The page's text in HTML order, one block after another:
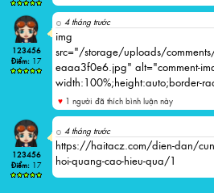
123456
Điểm:17
4 tháng trước
img
src="/storage/uploads/
eaaa3f0e6.jpg" alt="comment-
width:100%;height:auto;border-
♥ 1 người đã thích bình luận này
123456
Điểm:17
4 tháng trước
https://haitacz.com/dien-dan/
hoi-quang-cao-hieu-qua/1